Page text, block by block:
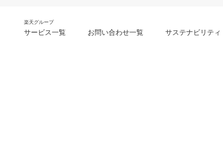
楽天グループ
サービス一覧 お問い合わせ一覧 サステナビリティ